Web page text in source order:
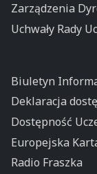
Zarządzenia
Uchwały Rady
Biuletyn
Deklaracja
Dostępność
Europejska
Radio Fraszka